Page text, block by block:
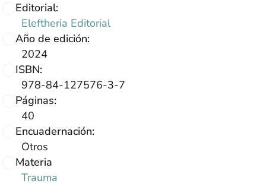
Editorial:
Eleftheria Editorial
Año de edición:
2024
ISBN:
978-84-127576-3-7
Páginas:
40
Encuadernación:
Otros
Materia
Trauma